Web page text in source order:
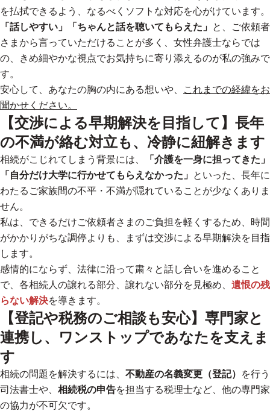
を払拭できるよう、なるべくソフトな対応を心がけています。
「話しやすい」「ちゃんと話を聴いてもらえた」 と、ご依頼者
さまから言っていただけることが多く、 女性弁護士ならでは
の、きめ細やかな視点でお気持ちに寄り添えるのが私の強みで
す。
安心して、あなたの胸の内にある想いや、
これまでの経緯をお
聞かせください。
【交渉による早期解決を目指して】長年
の不満が絡む対立も、冷静に紐解きます
相続がこじれてしまう背景には、
「介護を一身に担ってきた」
「自分だけ大学に行かせてもらえなかった」 といった、長年に
わたるご家族間の不平・不満が隠れていることが少なくありま
せん。
私は、できるだけご依頼者さまのご負担を軽くするため、時間
がかかりがちな調停よりも、
まずは交渉による早期解決を目指
します。
感情的にならず、法律に沿って粛々と話し合いを進めること
で、各相続人の譲れる部分、譲れない部分を見極め、 遺恨の残
らない解決を導きます。
【登記や税務のご相談も安心】専門家と
連携し、ワンストップであなたを支えま
す
相続の問題を解決するには、 不動産の名義変更（登記）
を行う
司法書士や、 相続税の申告を担当する税理士など、他の専門家
の協力が不可欠です。